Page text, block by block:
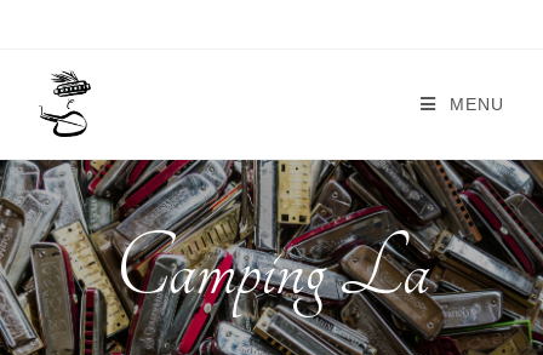
MENU
Camping La